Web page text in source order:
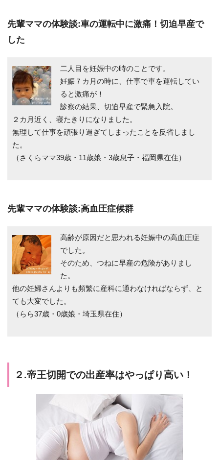
先輩ママの体験談:車の運転中に激痛！切迫早産で
した
二人目を妊娠中の時のことです。
妊娠７カ月の時に、仕事で車を運転してい
ると激痛が！
診察の結果、切迫早産で緊急入院。
２カ月近く、寝たきりになりました。
無理して仕事を頑張り過ぎてしまったことを反省しまし
た。
（さくらママ39歳・11歳娘・3歳息子・福岡県在住）
先輩ママの体験談:高血圧症候群
高齢が原因だと思われる妊娠中の高血圧症
でした。
そのため、つねに早産の危険がありまし
た。
他の妊婦さんよりも頻繁に産科に通わなければならず、と
ても大変でした。
（らら37歳・0歳娘・埼玉県在住）
２.帝王切開での出産率はやっぱり高い！